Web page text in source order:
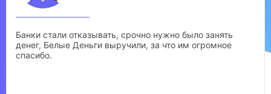
Банки стали отказывать, срочно нужно было занять
денег, Белые Деньги выручили, за что им огромное
спасибо.